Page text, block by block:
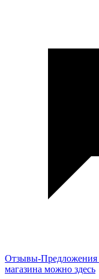
Отзывы-Предложения
магазина можно здесь